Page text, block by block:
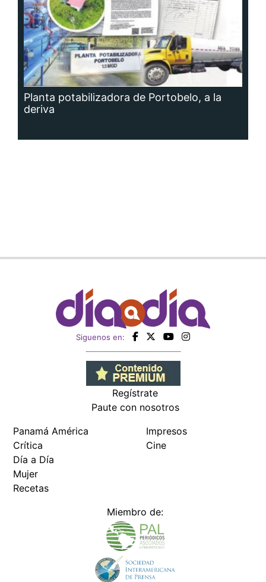
Planta potabilizadora de Portobelo, a la
deriva
Siguenos en:
Regístrate
Paute con nosotros
Panamá América
Crítica
Día a Día
Mujer
Recetas
Impresos
Cine
Miembro de: